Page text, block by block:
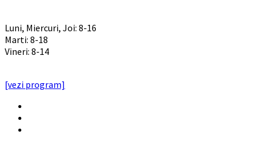
Luni, Miercuri, Joi: 8-16
Marti: 8-18
Vineri: 8-14
[vezi program]